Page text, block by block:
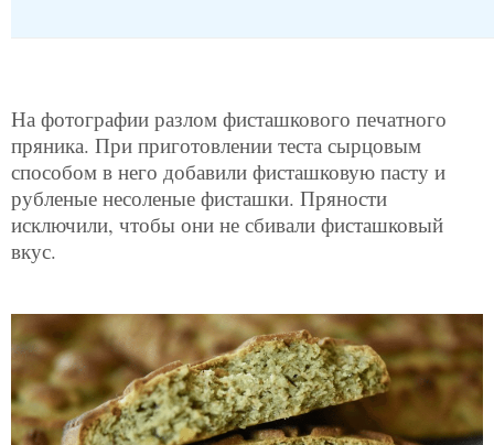
На фотографии разлом фисташкового печатного
пряника. При приготовлении теста сырцовым
способом в него добавили фисташковую пасту и
рубленые несоленые фисташки. Пряности
исключили, чтобы они не сбивали фисташковый
вкус.